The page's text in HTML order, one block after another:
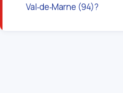
Val‑de‑Marne (94)?